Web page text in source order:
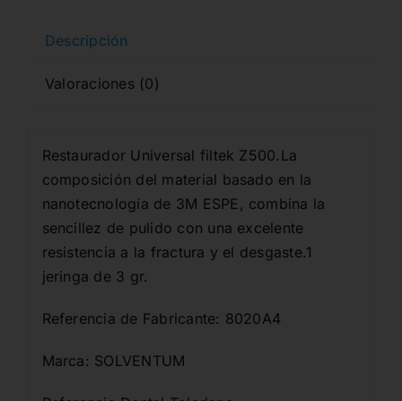
Descripción
Valoraciones (0)
Restaurador Universal filtek Z500.La
composición del material basado en la
nanotecnología de 3M ESPE, combina la
sencillez de pulido con una excelente
resistencia a la fractura y el desgaste.1
jeringa de 3 gr.
Referencia de Fabricante: 8020A4
Marca: SOLVENTUM